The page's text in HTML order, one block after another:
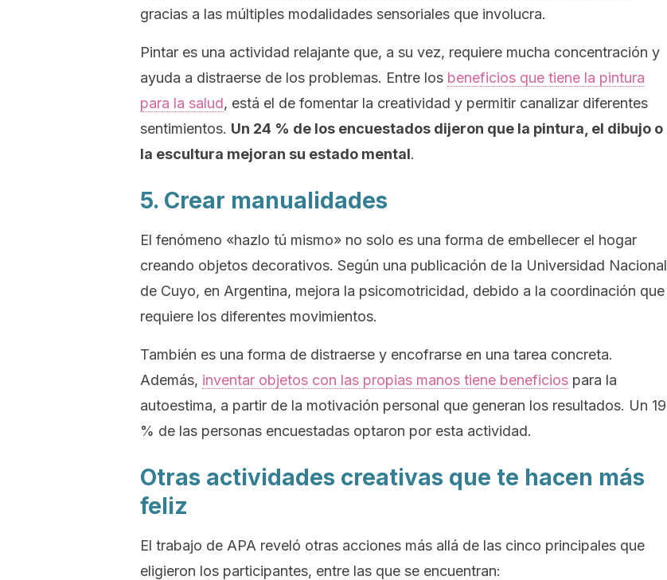
gracias a las múltiples modalidades sensoriales que involucra.
Pintar es una actividad relajante que, a su vez, requiere mucha concentración y
ayuda a distraerse de los problemas. Entre los beneficios que tiene la pintura
para la salud, está el de fomentar la creatividad y permitir canalizar diferentes
sentimientos. Un 24 % de los encuestados dijeron que la pintura, el dibujo o
la escultura mejoran su estado mental.
5. Crear manualidades
El fenómeno «hazlo tú mismo» no solo es una forma de embellecer el hogar
creando objetos decorativos. Según una publicación de la Universidad Nacional
de Cuyo, en Argentina, mejora la psicomotricidad, debido a la coordinación que
requiere los diferentes movimientos.
También es una forma de distraerse y encofrarse en una tarea concreta.
Además, inventar objetos con las propias manos tiene beneficios para la
autoestima, a partir de la motivación personal que generan los resultados. Un 19
% de las personas encuestadas optaron por esta actividad.
Otras actividades creativas que te hacen más
feliz
El trabajo de APA reveló otras acciones más allá de las cinco principales que
eligieron los participantes, entre las que se encuentran: